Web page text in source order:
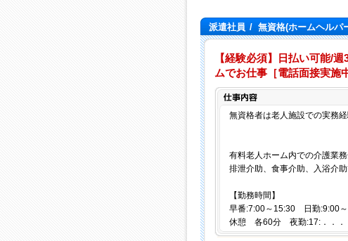
派遣社員 / 無資格(ホームヘルパ
【経験必須】日払い可能/
ムでお仕事［電話面接実施中
無資格者は老人施設での実務
有料老人ホーム内での介護業
排泄介助、食事介助、入浴介
【勤務時間】
早番:7:00～15:30 日勤:9:00
休憩 各60分 夜勤:17:．．．